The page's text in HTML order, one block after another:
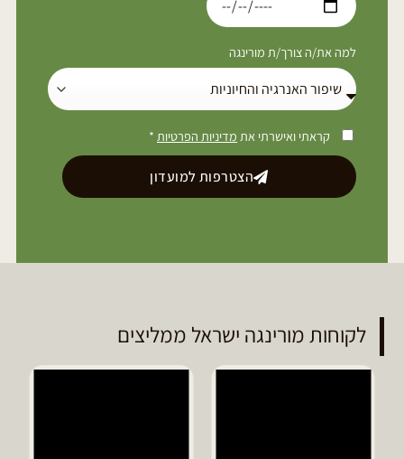
למה את/ה צורך/ת מורינגה
קראתי ואישרתי את מדיניות הפרטיות*
הצטרפות למועדון
לקוחות מורינגה ישראל ממליצים